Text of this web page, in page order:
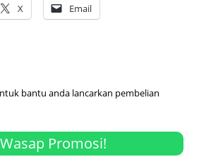
X Email
bantu anda lancarkan pembelian
Wasap Promosi!